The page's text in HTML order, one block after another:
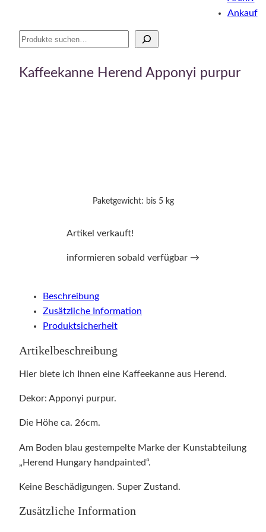
Suche
Ankauf
Kaffeekanne Herend Apponyi purpur
Paketgewicht: bis 5 kg
Artikel verkauft!
informieren sobald verfügbar →
Beschreibung
Zusätzliche Information
Produktsicherheit
Artikelbeschreibung
Hier biete ich Ihnen eine Kaffeekanne aus Herend.
Dekor: Apponyi purpur.
Die Höhe ca. 26cm.
Am Boden blau gestempelte Marke der Kunstabteilung
„Herend Hungary handpainted“.
Keine Beschädigungen. Super Zustand.
Zusätzliche Information